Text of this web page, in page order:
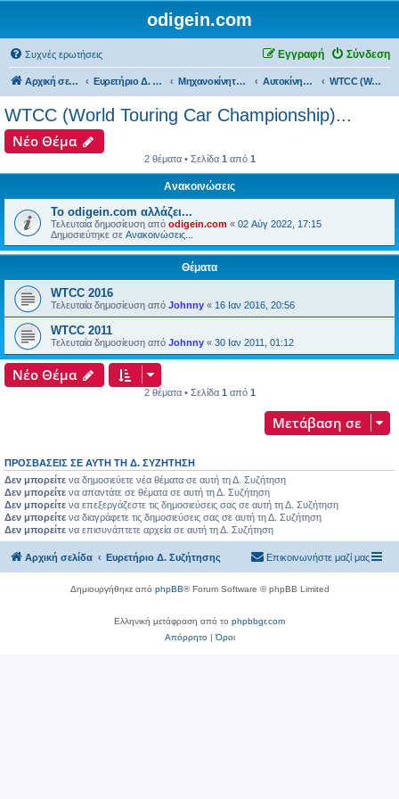
odigein.com
Συχνές ερωτήσεις Σύνδεση
Εγγραφή
Αρχική σελίδα Ευρετήριο Δ. Συζήτησης Μηχανοκίνητος αθλητισμός και μη... Αυτοκίνητα... WTCC (World Touring Car Championship)...
WTCC (World Touring Car Championship)...
Νέο Θέμα
2 θέματα • Σελίδα 1 από 1
Ανακοινώσεις
Το odigein.com αλλάζει...
Τελευταία δημοσίευση από odigein.com « 02 Αύγ 2022, 17:15
Δημοσιεύτηκε σε Ανακοινώσεις...
Θέματα
WTCC 2016
Τελευταία δημοσίευση από Johnny « 16 Ιαν 2016, 20:56
WTCC 2011
Τελευταία δημοσίευση από Johnny « 30 Ιαν 2011, 01:12
Νέο Θέμα
2 θέματα • Σελίδα 1 από 1
Μετάβαση σε
ΠΡΟΣΒΆΣΕΙΣ ΣΕ ΑΥΤΉ ΤΗ Δ. ΣΥΖΉΤΗΣΗ
Δεν μπορείτε να δημοσιεύετε νέα θέματα σε αυτή τη Δ. Συζήτηση
Δεν μπορείτε να απαντάτε σε θέματα σε αυτή τη Δ. Συζήτηση
Δεν μπορείτε να επεξεργάζεστε τις δημοσιεύσεις σας σε αυτή τη Δ. Συζήτηση
Δεν μπορείτε να διαγράφετε τις δημοσιεύσεις σας σε αυτή τη Δ. Συζήτηση
Δεν μπορείτε να επισυνάπτετε αρχεία σε αυτή τη Δ. Συζήτηση
Αρχική σελίδα Ευρετήριο Δ. Συζήτησης Επικοινωνήστε μαζί μας
Δημιουργήθηκε από phpBB® Forum Software © phpBB Limited
Ελληνική μετάφραση από το phpbbgr.com
Απόρρητο|Όροι